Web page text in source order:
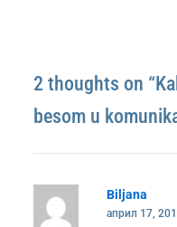
2 thoughts on
besom u
Biljana
април 17,